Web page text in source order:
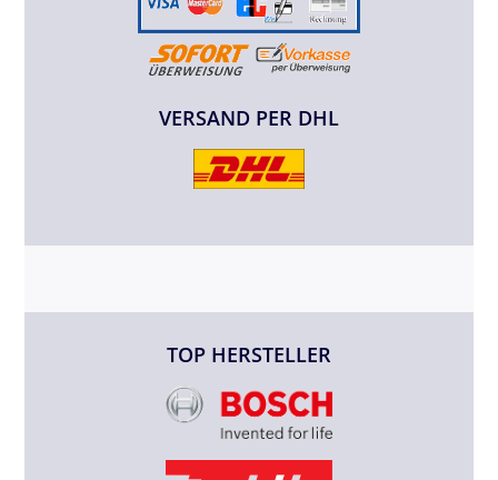
VERSAND PER DHL
TOP HERSTELLER